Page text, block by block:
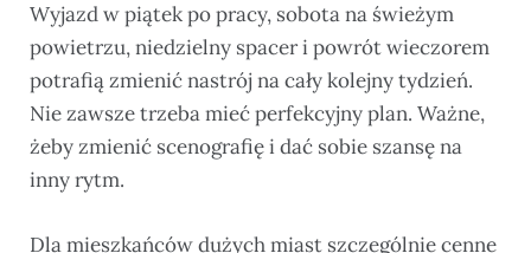
Wyjazd w piątek po pracy, sobota na świeżym
powietrzu, niedzielny spacer i powrót wieczorem
potrafią zmienić nastrój na cały kolejny tydzień.
Nie zawsze trzeba mieć perfekcyjny plan. Ważne,
żeby zmienić scenografię i dać sobie szansę na
inny rytm.
Dla mieszkańców dużych miast szczególnie cenne